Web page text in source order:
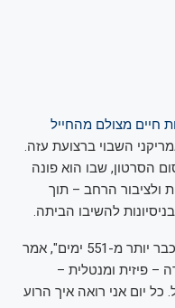
חיים מצולם מהחייל
השבוי ברצועת עזה.
הסרטון, שבו הוא פונה
ולציבור הרחב – תוך
להשיבו הביתה.
"אני החייל עידן אלכסנדר, אסיר בעזה כבר יותר מ-551 ימים", אמר
– פיזית ומנטלית –
יום אני רואה איך הרוע